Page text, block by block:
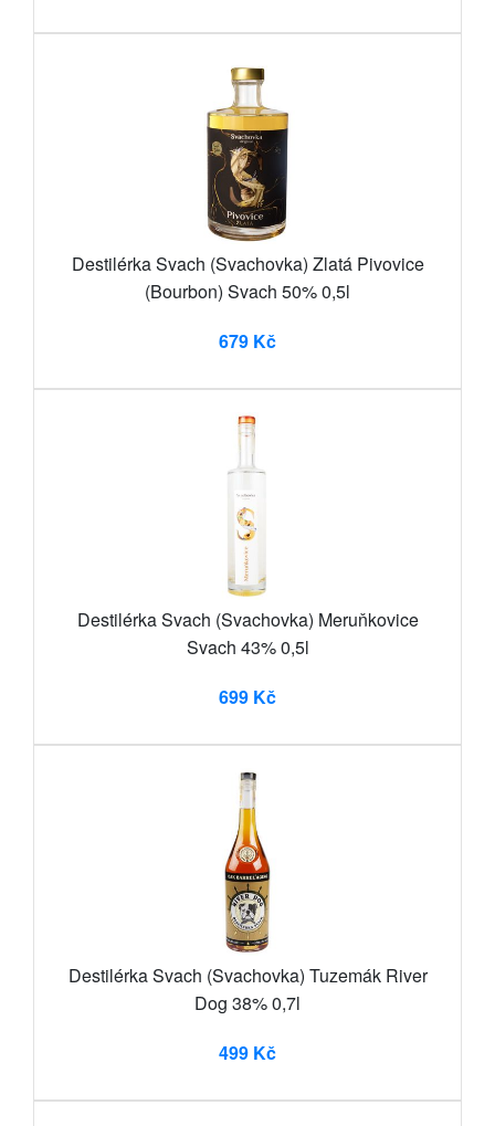
Destilérka Svach (Svachovka) Zlatá Pivovice
(Bourbon) Svach 50% 0,5l
679 Kč
Destilérka Svach (Svachovka) Meruňkovice
Svach 43% 0,5l
699 Kč
Destilérka Svach (Svachovka) Tuzemák River
Dog 38% 0,7l
499 Kč